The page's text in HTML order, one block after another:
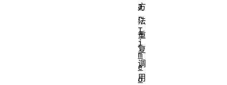
方
法
重
复
调
用
a
r
T
i
m
e
o